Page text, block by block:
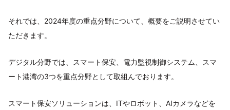
それでは、2024年度の重点分野について、概要をご説明させてい
ただきます。
デジタル分野では、スマート保安、電力監視制御システム、スマ
ート港湾の3つを重点分野として取組んでおります。
スマート保安ソリューションは、ITやロボット、AIカメラなどを